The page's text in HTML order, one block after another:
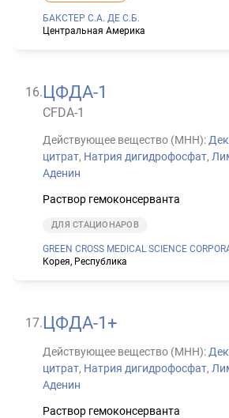
БАКСТЕР С.А. ДЕ С.Б.
Центральная Америка
16.ЦФДА-1
CFDA-1
Действующее вещество (МНН):
цитрат, Натрия дигидрофосфат,
Аденин
Раствор гемоконсерванта
ДЛЯ СТАЦИОНАРОВ
GREEN CROSS MEDICAL SCIENCE
Корея, Республика
17.ЦФДА-1+
Действующее вещество (МНН):
цитрат, Натрия дигидрофосфат,
Аденин
Раствор гемоконсерванта